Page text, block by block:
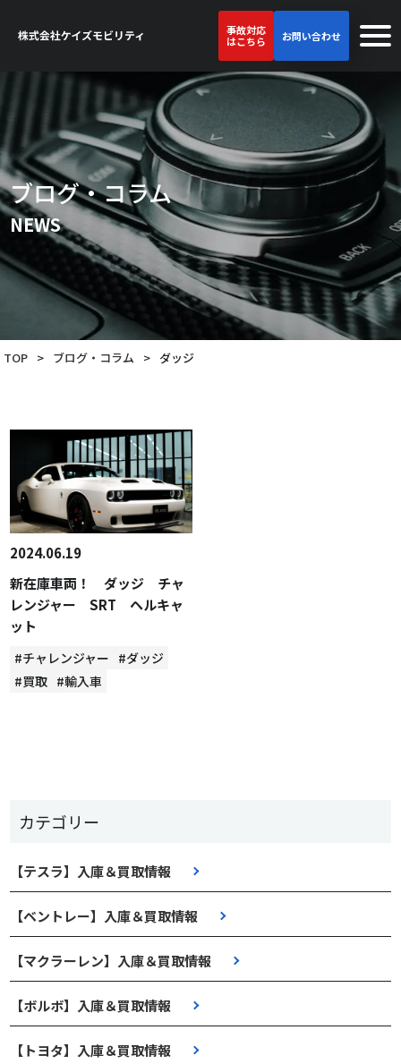
事故対応
はこちら
お問い合わせ
ブログ・コラム
NEWS
TOP > ブログ・コラム > ダッジ
カテゴリー
【テスラ】入庫＆買取情報
【ベントレー】入庫＆買取情報
【マクラーレン】入庫＆買取情報
【ボルボ】入庫＆買取情報
【トヨタ】入庫＆買取情報
2024.06.19
新在庫車両！ ダッジ チャ
レンジャー SRT ヘルキャ
ット
#チャレンジャー #ダッジ
#買取 #輸入車